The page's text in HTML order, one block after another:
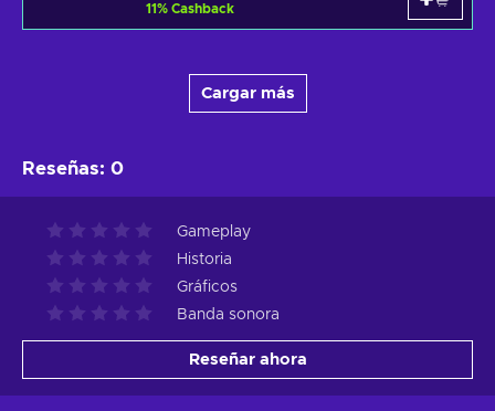
11% Cashback
Cargar más
Reseñas: 0
Gameplay
Historia
Gráficos
Banda sonora
Reseñar ahora